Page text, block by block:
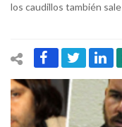
los caudillos también sale